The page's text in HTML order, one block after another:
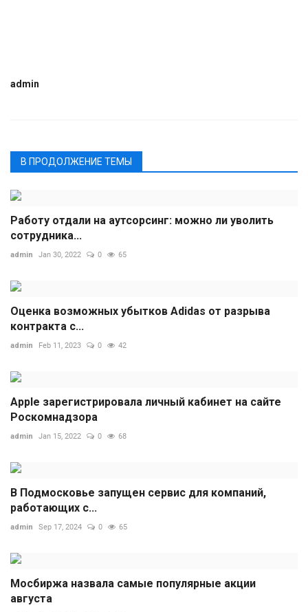
admin
В ПРОДОЛЖЕНИЕ ТЕМЫ
Работу отдали на аутсорсинг: можно ли уволить
сотрудника...
admin Jan 30, 2022 0 65
Оценка возможных убытков Adidas от разрыва
контракта с...
admin Feb 11, 2023 0 42
Apple зарегистрировала личный кабинет на сайте
Роскомнадзора
admin Jan 15, 2022 0 68
В Подмосковье запущен сервис для компаний,
работающих с...
admin Sep 17, 2024 0 65
Мосбиржа назвала самые популярные акции
августа